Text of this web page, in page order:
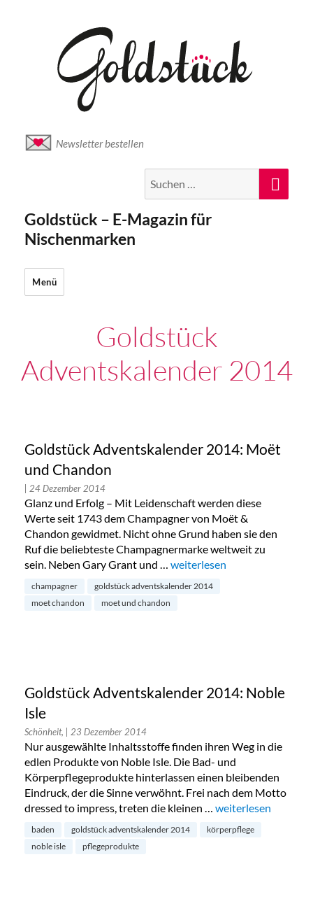
Newsletter bestellen
nach:
Goldstück – E-Magazin für
Nischenmarken
Menü
Goldstück
Adventskalender 2014
Goldstück Adventskalender 2014: Moët
und Chandon
| 24 Dezember 2014
Glanz und Erfolg – Mit Leidenschaft werden diese
Werte seit 1743 dem Champagner von Moët &
Chandon gewidmet. Nicht ohne Grund haben sie den
Ruf die beliebteste Champagnermarke weltweit zu
sein. Neben Gary Grant und … „Goldstück
weiterlesen
champagner
goldstück adventskalender 2014
moet chandon
moet und chandon
Goldstück Adventskalender 2014: Noble
Isle
Schönheit, | 23 Dezember 2014
Nur ausgewählte Inhaltsstoffe finden ihren Weg in die
edlen Produkte von Noble Isle. Die Bad- und
Körperpflegeprodukte hinterlassen einen bleibenden
Eindruck, der die Sinne verwöhnt. Frei nach dem Motto
dressed to impress, treten die kleinen … „Goldstück
weiterlesen
baden goldstück adventskalender 2014
körperpflege
noble isle
pflegeprodukte